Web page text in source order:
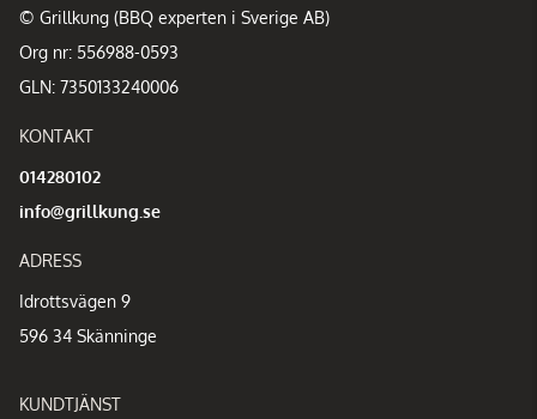
© Grillkung (BBQ experten i Sverige AB)
Org nr: 556988-0593
GLN: 7350133240006
KONTAKT
014280102
info@grillkung.se
ADRESS
Idrottsvägen 9
596 34 Skänninge
KUNDTJÄNST